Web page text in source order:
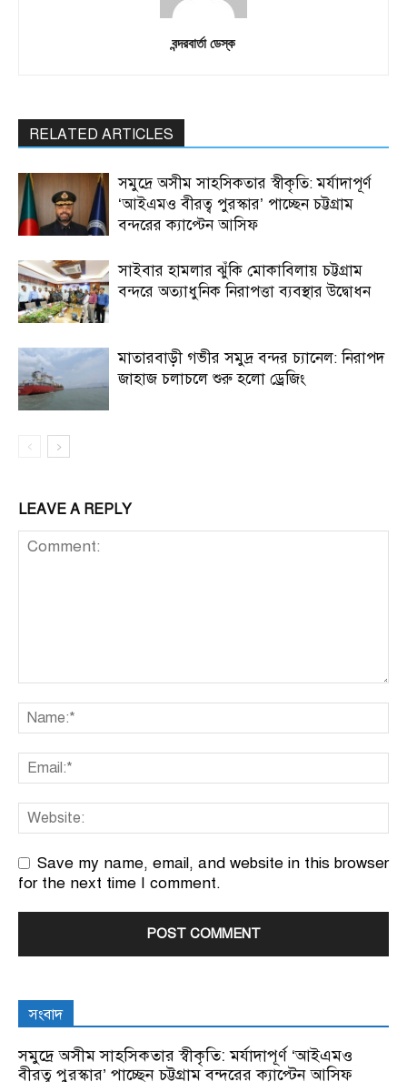
বন্দরবার্তা ডেস্ক
RELATED ARTICLES
সমুদ্রে অসীম সাহসিকতার স্বীকৃতি: মর্যাদাপূর্ণ
‘আইএমও বীরত্ব পুরস্কার’ পাচ্ছেন চট্টগ্রাম
বন্দরের ক্যাপ্টেন আসিফ
সাইবার হামলার ঝুঁকি মোকাবিলায় চট্টগ্রাম
বন্দরে অত্যাধুনিক নিরাপত্তা ব্যবস্থার উদ্বোধন
মাতারবাড়ী গভীর সমুদ্র বন্দর চ্যানেল: নিরাপদ
জাহাজ চলাচলে শুরু হলো ড্রেজিং
LEAVE A REPLY
Save my name, email, and website in this browser
for the next time I comment.
সংবাদ
সমুদ্রে অসীম সাহসিকতার স্বীকৃতি: মর্যাদাপূর্ণ ‘আইএমও
বীরত্ব পুরস্কার’ পাচ্ছেন চট্টগ্রাম বন্দরের ক্যাপ্টেন আসিফ